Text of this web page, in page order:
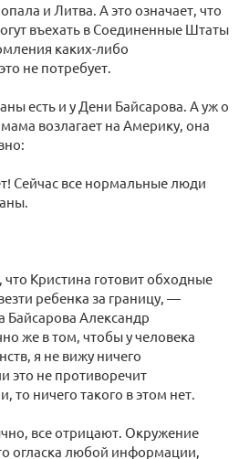
и Литва. А это означает, что
въехать в Соединенные Штаты
каких-либо
не потребует.
есть и у Дени Байсарова. А уж о
возлагает на Америку, она
Сейчас все нормальные люди
Кристина готовит обходные
ребенка за границу, —
Байсарова Александр
же в том, чтобы у человека
я не вижу ничего
это не противоречит
то ничего такого в этом нет.
все отрицают. Окружение
огласка любой информации,